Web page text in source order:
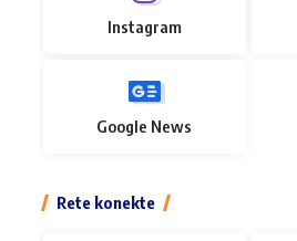
Instagram
Google News
Rete konekte